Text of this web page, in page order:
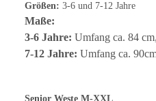
Größen: 3-6 und 7-12 Jahre
Maße:
3-6 Jahre: Umfang ca. 84
7-12 Jahre: Umfang ca.
Senior Weste M-XXL